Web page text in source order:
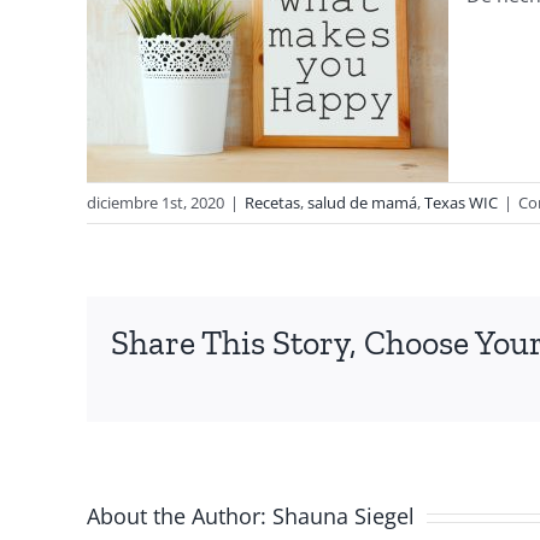
diciembre 1st, 2020 | Recetas,salud de mamá,Texas WIC |
Share This Story, Choose
About the Author: Shauna Siegel